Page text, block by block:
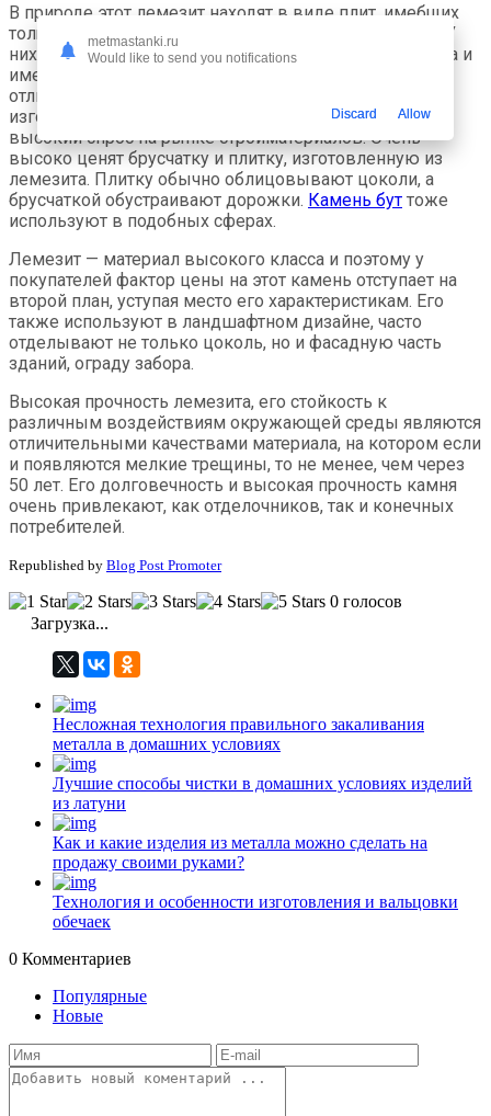
В природе этот лемезит находят в виде плит, имебщих
толщину до 10см. Такие плиты называют «плитняк». У
них обычно рваные края, абсолютно различная форма и
имеют относительно ровную поверхность.
отличительных свойств камня есть возможность
изготавливать различную продукцию, имеющую
высокий спрос на рынке стройматериалов. Очень
высоко ценят брусчатку и плитку, изготовленную из
лемезита. Плитку обычно облицовывают цоколи, а
брусчаткой обустраивают дорожки. Камень бут тоже
используют в подобных сферах.
Лемезит — материал высокого класса и поэтому у
покупателей фактор цены на этот камень отступает на
второй план, уступая место его характеристикам. Его
также используют в ландшафтном дизайне, часто
отделывают не только цоколь, но и фасадную часть
зданий, ограду забора.
Высокая прочность лемезита, его стойкость к
различным воздействиям окружающей среды являются
отличительными качествами материала, на котором если
и появляются мелкие трещины, то не менее, чем через
50 лет. Его долговечность и высокая прочность камня
очень привлекают, как отделочников, так и конечных
потребителей.
Republished by Blog Post Promoter
0 голосов
Загрузка...
Несложная технология правильного закаливания
металла в домашних условиях
Лучшие способы чистки в домашних условиях изделий
из латуни
Как и какие изделия из металла можно сделать на
продажу своими руками?
Технология и особенности изготовления и вальцовки
обечаек
0 Комментариев
Популярные
Новые
metmastanki.ru
Would like to send you notifications
Discard Allow